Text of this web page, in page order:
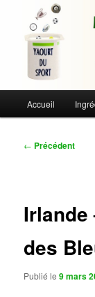
contenu
Le
Du sport avec
principal
Accueil
Navigation
← Précédent
Irlande
des
Publié le9 mars